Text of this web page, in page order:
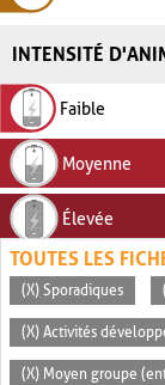
INTENSITÉ
Faible
Moyenne
Élevée
TOUTES LES
(X) Sporadiques
(X) Activités
(X) Moyen groupe